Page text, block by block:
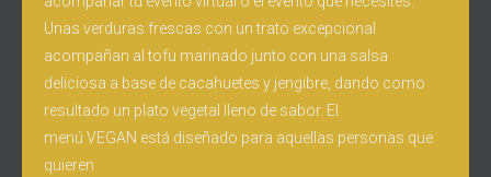
Unas verduras frescas con un trato excepcional
acompañan al tofu marinado junto con una salsa
deliciosa a base de cacahuetes y jengibre, dando como
resultado un plato vegetal lleno de sabor. El
menú VEGAN está diseñado para aquellas personas que
quieren